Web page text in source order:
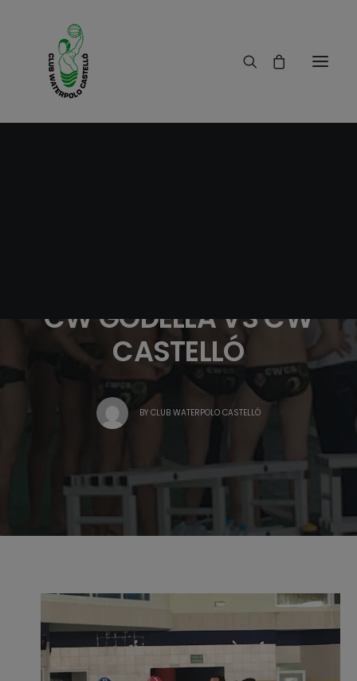
CW GODELLA VS CW
CASTELLÓ
BY CLUB WATERPOLO CASTELLÓ